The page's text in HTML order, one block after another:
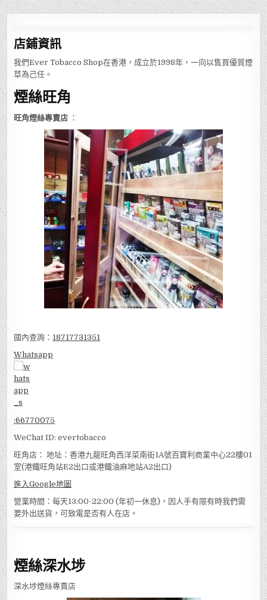
店鋪資訊
我們Ever Tobacco Shop在香港，成立於1998年，一向以售買優質煙
草為己任。
煙絲旺角
旺角煙絲專賣店 ：
國內查詢： 18717731351
Whatsapp
:66770075
WeChat ID: evertobacco
旺角店： 地址：香港九龍旺角西洋菜南街1A號百寶利商業中心22樓01
室(港鐵旺角站E2出口或港鐵油麻地站A2出口)
進入Google地圖
營業時間：每天13:00-22:00 (年初一休息)，因人手有限有時我們需
要外出送貨，可致電是否有人在店。
煙絲深水埗
深水埗煙絲專賣店